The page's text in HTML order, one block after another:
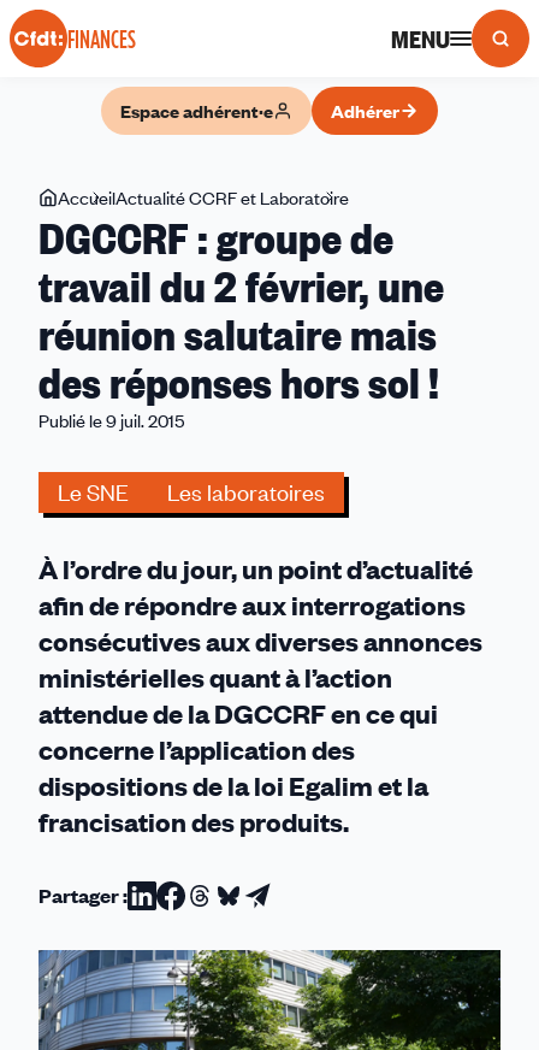
Panneau de gestion des cookies
FINANCES MENU
Espace adhérent·e Adhérer
Vous
êtes
ici
AccueilActualité CCRF et Laboratoire
:
de
travail
du
2
des
hors
sol
!
DGCCRF : groupe de
travail du 2 février, une
réunion salutaire mais
des réponses hors sol !
Publié le 9 juil. 2015
Le SNE Les laboratoires
À l’ordre du jour, un point d’actualité
afin de répondre aux interrogations
consécutives aux diverses annonces
ministérielles quant à l’action
attendue de la DGCCRF en ce qui
concerne l’application des
dispositions de la loi Egalim et la
francisation des produits.
Partager :Partager
sur
Linkedin
Partager
sur
Facebook
Partager
sur
Threads
Partager
sur
Bluesky
Partager
par
email